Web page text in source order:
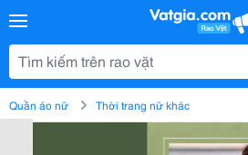
Quần áo nữ Thời trang nữ khác